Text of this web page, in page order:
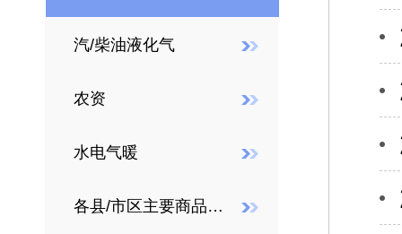
汽/柴油液化气
农资
水电气暖
各县/市区主要商品价格